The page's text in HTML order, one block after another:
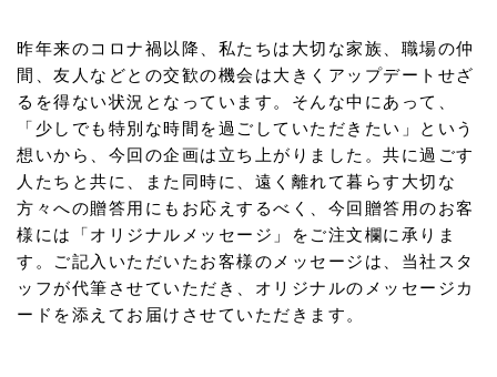
昨年来のコロナ禍以降、私たちは大切な家族、職場の仲
間、友人などとの交歓の機会は大きくアップデートせざ
るを得ない状況となっています。そんな中にあって、
「少しでも特別な時間を過ごしていただきたい」という
想いから、今回の企画は立ち上がりました。共に過ごす
人たちと共に、また同時に、遠く離れて暮らす大切な
方々への贈答用にもお応えするべく、今回贈答用のお客
様には「オリジナルメッセージ」をご注文欄に承りま
す。ご記入いただいたお客様のメッセージは、当社スタ
ッフが代筆させていただき、オリジナルのメッセージカ
ードを添えてお届けさせていただきます。